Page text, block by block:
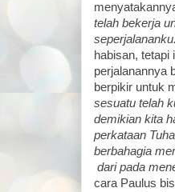
telah bekerja
habisan,
perjalanannya
berpikir untuk
sesuatu telah
demikian kita
perkataan
berbahagia
dari pada
cara Paulus